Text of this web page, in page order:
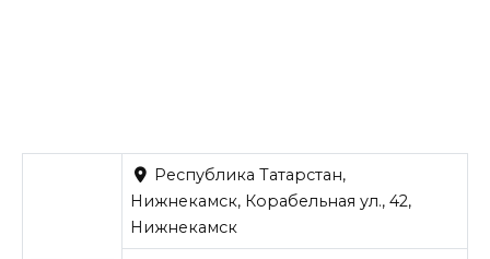
Республика Татарстан,
Нижнекамск, Корабельная ул., 42,
Нижнекамск